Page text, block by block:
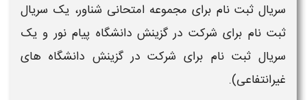
سریال ثبت نام برای مجموعه امتحانی شناور، یک سریال
ثبت نام برای شرکت در گزینشدانشگاه پیام نور و یک
سریالثبت نام برای شرکت در گزینش دانشگاه های
غیرانتفاعی).